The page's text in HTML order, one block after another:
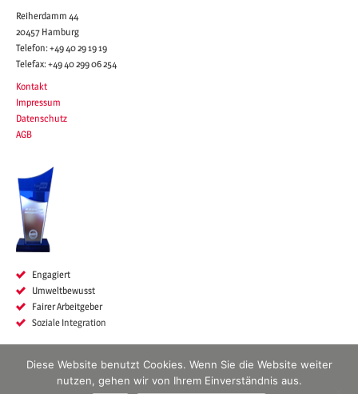
Reiherdamm 44
20457 Hamburg
Telefon:+49 40 29 19 19
Telefax:+49 40 299 06 254
Kontakt
Impressum
Datenschutz
AGB
Engagiert
Umweltbewusst
Fairer Arbeitgeber
Soziale Integration
SUCHEN
Diese Website benutzt Cookies. Wenn Sie die Website weiter
nutzen, gehen wir von Ihrem Einverständnis aus.